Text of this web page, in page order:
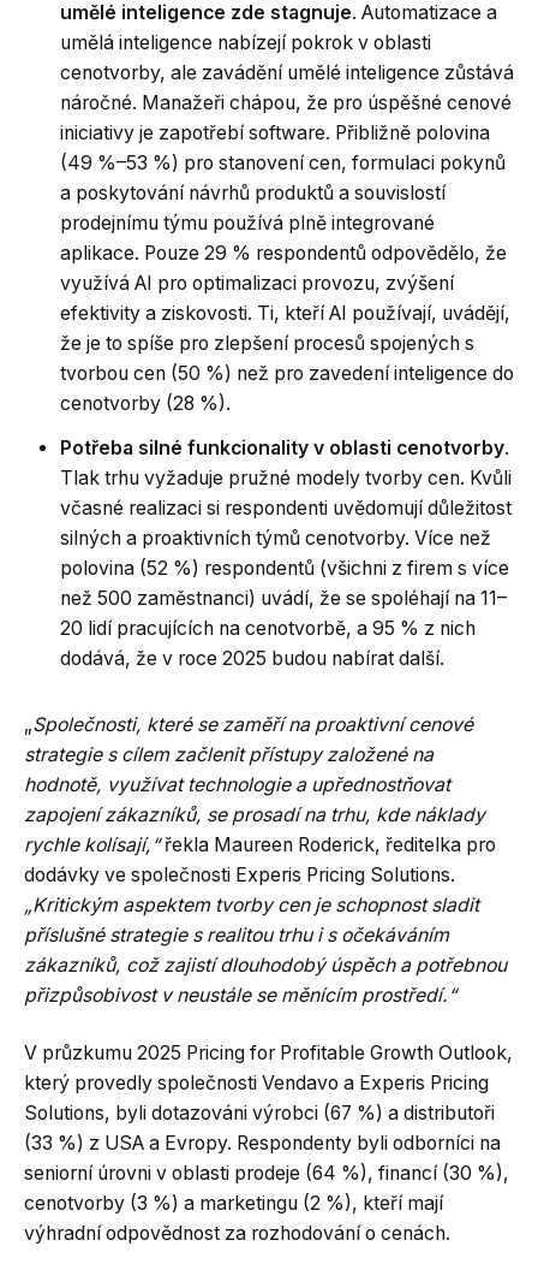
umělé inteligence zde stagnuje. Automatizace a
umělá inteligence nabízejí pokrok v oblasti
cenotvorby, ale zavádění umělé inteligence zůstává
náročné. Manažeři chápou, že pro úspěšné cenové
iniciativy je zapotřebí software. Přibližně polovina
(49 %–53 %) pro stanovení cen, formulaci pokynů
a poskytování návrhů produktů a souvislostí
prodejnímu týmu používá plně integrované
aplikace. Pouze 29 % respondentů odpovědělo, že
využívá AI pro optimalizaci provozu, zvýšení
efektivity a ziskovosti. Ti, kteří AI používají, uvádějí,
že je to spíše pro zlepšení procesů spojených s
tvorbou cen (50 %) než pro zavedení inteligence do
cenotvorby (28 %).
Potřeba silné funkcionality v oblasti cenotvorby.
Tlak trhu vyžaduje pružné modely tvorby cen. Kvůli
včasné realizaci si respondenti uvědomují důležitost
silných a proaktivních týmů cenotvorby. Více než
polovina (52 %) respondentů (všichni z firem s více
než 500 zaměstnanci) uvádí, že se spoléhají na 11–
20 lidí pracujících na cenotvorbě, a 95 % z nich
dodává, že v roce 2025 budou nabírat další.
„Společnosti, které se zaměří na proaktivní cenové
strategie s cílem začlenit přístupy založené na
hodnotě, využívat technologie a upřednostňovat
zapojení zákazníků, se prosadí na trhu, kde náklady
rychle kolísají,“řekla Maureen Roderick, ředitelka pro
dodávky ve společnosti Experis Pricing Solutions.
„Kritickým aspektem tvorby cen je schopnost sladit
příslušné strategie s realitou trhu i s očekáváním
zákazníků, což zajistí dlouhodobý úspěch a potřebnou
přizpůsobivost v neustále se měnícím prostředí.“
V průzkumu 2025 Pricing for Profitable Growth Outlook,
který provedly společnosti Vendavo a Experis Pricing
Solutions, byli dotazováni výrobci (67 %) a distributoři
(33 %) z USA a Evropy. Respondenty byli odborníci na
seniorní úrovni v oblasti prodeje (64 %), financí (30 %),
cenotvorby (3 %) a marketingu (2 %), kteří mají
výhradní odpovědnost za rozhodování o cenách.